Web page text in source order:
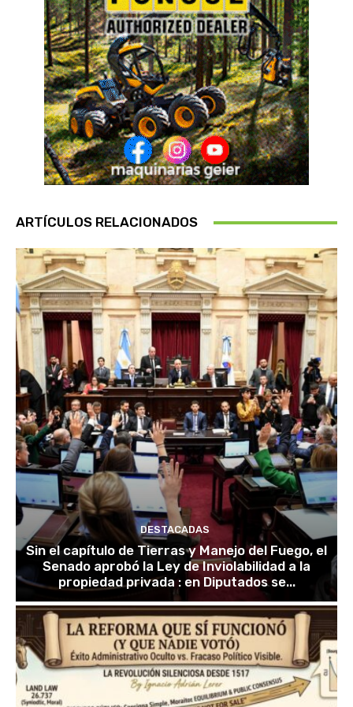
ARTÍCULOS RELACIONADOS
DESTACADAS
Sin el capítulo de Tierras y Manejo del Fuego, el
Senado aprobó la Ley de Inviolabilidad a la
propiedad privada : en Diputados se...